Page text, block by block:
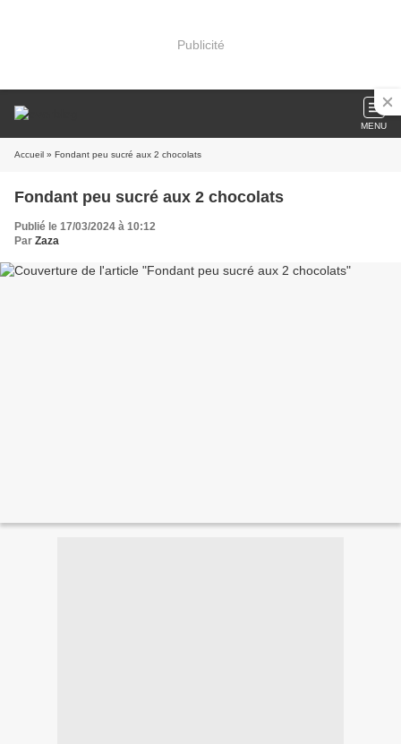
Publicité
MENU
Accueil » Fondant peu sucré aux 2 chocolats
Fondant peu sucré aux 2 chocolats
Publié le 17/03/2024 à 10:12
Par Zaza